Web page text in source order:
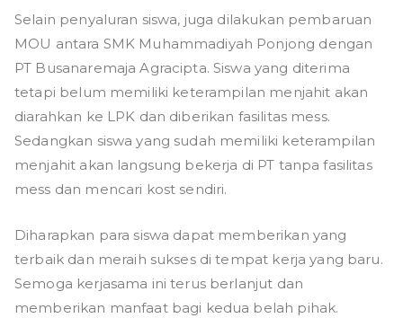
Selain penyaluran siswa, juga dilakukan pembaruan
MOU antara SMK Muhammadiyah Ponjong dengan
PT Busanaremaja Agracipta. Siswa yang diterima
tetapi belum memiliki keterampilan menjahit akan
diarahkan ke LPK dan diberikan fasilitas mess.
Sedangkan siswa yang sudah memiliki keterampilan
menjahit akan langsung bekerja di PT tanpa fasilitas
mess dan mencari kost sendiri.
Diharapkan para siswa dapat memberikan yang
terbaik dan meraih sukses di tempat kerja yang baru.
Semoga kerjasama ini terus berlanjut dan
memberikan manfaat bagi kedua belah pihak.